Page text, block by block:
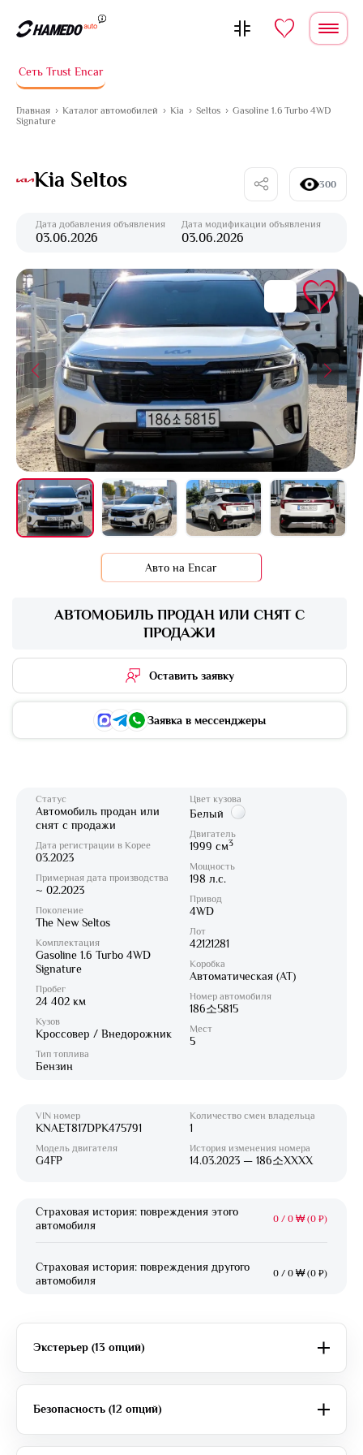
Сеть Trust Encar
Главная Каталог автомобилей Kia Seltos
Gasoline 1.6 Turbo 4WD
Signature
Kia Seltos 300
Дата добавления объявления
03.06.2026
Дата модификации объявления
03.06.2026
АВТОМОБИЛЬ ПРОДАН ИЛИ СНЯТ С
ПРОДАЖИ
Оставить заявку
Заявка в мессенджеры
Статус
Автомобиль продан или
снят с продажи
Дата регистрации в Корее
03.2023
Примерная дата производства
~ 02.2023
Поколение
The New Seltos
Комплектация
Gasoline 1.6 Turbo 4WD
Signature
Пробег
24 402 км
Кузов
Кроссовер / Внедорожник
Тип топлива
Бензин
Цвет кузова
Белый
Двигатель
1999 см3
Мощность
198 л.с.
Привод
4WD
Лот
42121281
Коробка
Автоматическая (AT)
Номер автомобиля
186소5815
Мест
5
VIN номер
KNAET817DPK475791
Модель двигателя
G4FP
Количество смен владельца
1
История изменения номера
14.03.2023 — 186소XXXX
Страховая история: повреждения этого
автомобиля
0 / 0 ₩ (0 ₽)
Страховая история: повреждения другого
автомобиля
0 / 0 ₩ (0 ₽)
Авто на Encar
Экстерьер (13 опций)
Безопасность (12 опций)